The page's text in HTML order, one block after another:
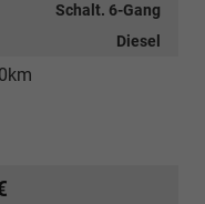
Schalt. 6-Gang
Diesel